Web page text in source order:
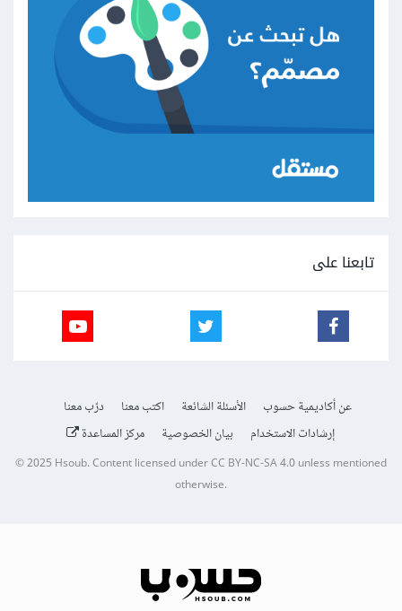
تابعنا على
عن أكاديمية حسوب الأسئلة الشائعة اكتب معنا
درّب معنا
إرشادات الاستخدام
بيان الخصوصية مركز المساعدة
© 2025Hsoub.Content licensed underCC BY-NC-SA 4.0unless mentioned
otherwise.